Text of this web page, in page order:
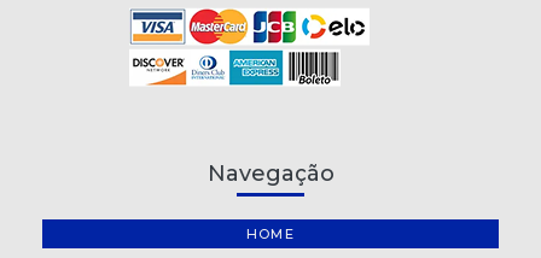
Navegação
HOME